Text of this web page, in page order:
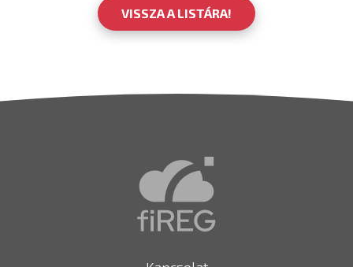
VISSZA A LISTÁRA!